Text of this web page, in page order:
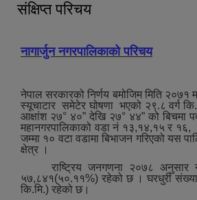
संक्षिप्त परिचय
नागार्जुन नगरपालिकाको परिचय
नेपाल सरकारको निर्णय बमोजिम मिति
स्यूचाटार समेटेर घोषणा भएको २९.८ वर्ग
आक्षांश २७° ४०” देखि २७° ४४” को बिचमा
महानगरपालिकाको वडा नं १३,१४,१५ र १६,
जम्मा १० वटा वडामा बिभाजन गरिएको यस
क्षेत्र ।
राष्ट्रिय जनगणना २०७८ अनुसार
५७,८४१(५०.११%) रहेको छ । घरधुरी संख्या
कि.मि.) रहेको छ।